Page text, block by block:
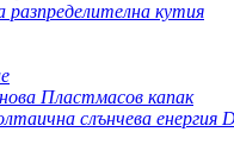
разпределителна кутия
Пластмасов капак
слънчева енергия